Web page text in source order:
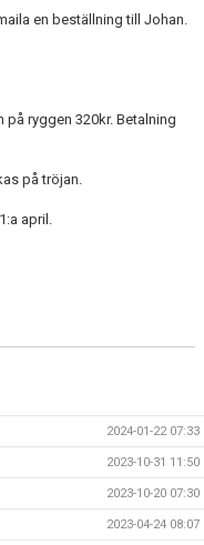
en beställning till Johan.
på ryggen 320kr. Betalning
på tröjan.
april.
2024-01-22 07:33
2023-10-31 11:50
2023-10-20 07:30
2023-04-24 08:07